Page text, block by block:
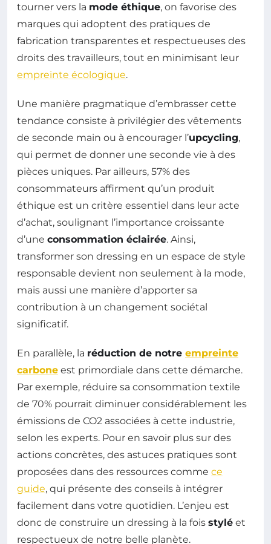
tourner vers la mode éthique, on favorise des
marques qui adoptent des pratiques de
fabrication transparentes et respectueuses des
droits des travailleurs, tout en minimisant leur
empreinte écologique.
Une manière pragmatique d’embrasser cette
tendance consiste à privilégier des vêtements
de seconde main ou à encourager l’upcycling,
qui permet de donner une seconde vie à des
pièces uniques. Par ailleurs, 57% des
consommateurs affirment qu’un produit
éthique est un critère essentiel dans leur acte
d’achat, soulignant l’importance croissante
d’une consommation éclairée. Ainsi,
transformer son dressing en un espace de style
responsable devient non seulement à la mode,
mais aussi une manière d’apporter sa
contribution à un changement sociétal
significatif.
En parallèle, la réduction de notre empreinte
carbone est primordiale dans cette démarche.
Par exemple, réduire sa consommation textile
de 70% pourrait diminuer considérablement les
émissions de CO2 associées à cette industrie,
selon les experts. Pour en savoir plus sur des
actions concrètes, des astuces pratiques sont
proposées dans des ressources comme ce
guide, qui présente des conseils à intégrer
facilement dans votre quotidien. L’enjeu est
donc de construire un dressing à la fois stylé et
respectueux de notre belle planète.